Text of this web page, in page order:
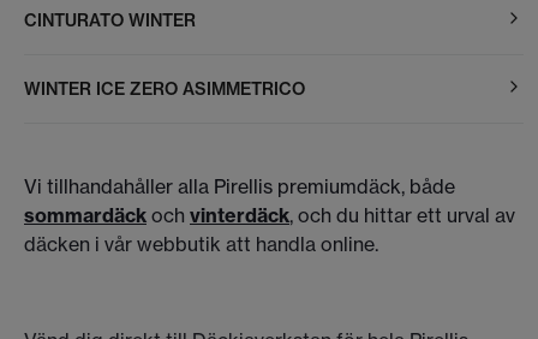
CINTURATO WINTER
WINTER ICE ZERO ASIMMETRICO
Vi tillhandahåller alla Pirellis premiumdäck, både
sommardäck och vinterdäck, och du hittar ett urval av
däcken i vår webbutik att handla online.